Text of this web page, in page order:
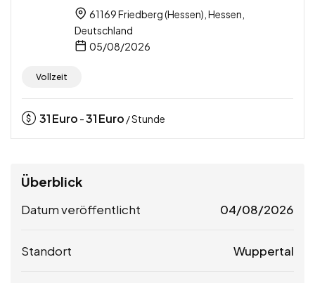
61169 Friedberg (Hessen), Hessen,
Deutschland
05/08/2026
Vollzeit
31Euro -31Euro / Stunde
Überblick
Datum veröffentlicht 04/08/2026
Standort Wuppertal